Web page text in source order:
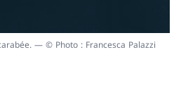
— © Photo : Francesca Palazzi